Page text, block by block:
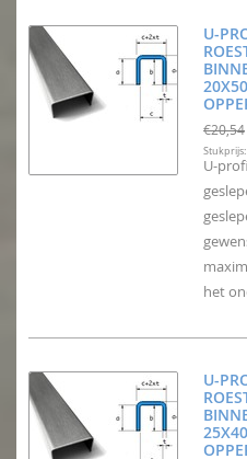
U-
€20,54
U-
het
U-